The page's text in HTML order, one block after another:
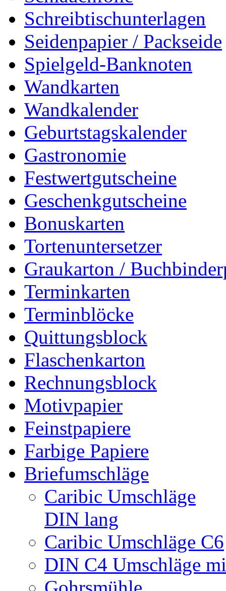
Schreibtischunterlagen
Seidenpapier / Packseide
Spielgeld-Banknoten
Wandkarten
Wandkalender
Geburtstagskalender
Gastronomie
Festwertgutscheine
Geschenkgutscheine
Bonuskarten
Tortenuntersetzer
Graukarton /
Terminkarten
Terminblöcke
Quittungsblock
Flaschenkarton
Rechnungsblock
Motivpapier
Feinstpapiere
Farbige Papiere
Briefumschläge
Caribic Umschläge
DIN lang
Caribic Umschläge C6
DIN C4 Umschläge